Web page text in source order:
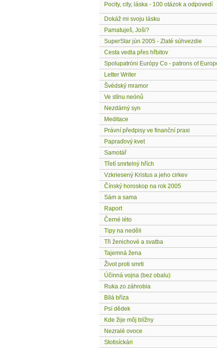
Pocity, city, láska - 100 otázok a odpovedí
Dokáž mi svoju lásku
Pamatuješ, Joši?
SuperStar jún 2005 - Zlaté súhvezdie
Cesta vedla přes hřbitov
Spolupatróni Európy Co - patrons of
Letter Writer
Švédský mramor
Ve stínu neónů
Nezdárný syn
Meditace
Právní předpisy ve finanční praxi
Papraďový kvet
Samotář
Třetí smrtelný hřích
Vzkriesený Kristus a jeho cirkev
Čínský horoskop na rok 2005
Sám a sama
Raport
Černé léto
Tipy na neděli
Tři ženichové a svatba
Tajemná žena
Život proti smrti
Účinná vojna (bez obalu)
Ruka zo záhrobia
Bílá bříza
Psí dědek
Kde žije môj blížny
Nezralé ovoce
Stotisíckári